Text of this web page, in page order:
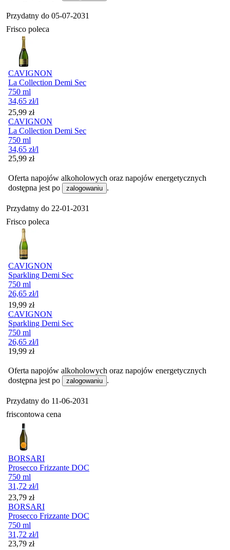
Przydatny do 05-07-2031
Frisco poleca
CAVIGNON
La Collection Demi Sec
750 ml
34,65 zł/l
Cena
25,99 zł
CAVIGNON
La Collection Demi Sec
750 ml
34,65 zł/l
Cena
25,99 zł
Oferta napojów alkoholowych oraz napojów energetycznych
dostępna jest po
zalogowaniu .
Przydatny do 22-01-2031
Frisco poleca
CAVIGNON
Sparkling Demi Sec
750 ml
26,65 zł/l
Cena
19,99 zł
CAVIGNON
Sparkling Demi Sec
750 ml
26,65 zł/l
Cena
19,99 zł
Oferta napojów alkoholowych oraz napojów energetycznych
dostępna jest po
zalogowaniu .
Przydatny do 11-06-2031
friscontowa cena
BORSARI
Prosecco Frizzante DOC
750 ml
31,72 zł/l
Cena
23,79 zł
BORSARI
Prosecco Frizzante DOC
750 ml
31,72 zł/l
Cena
23,79 zł